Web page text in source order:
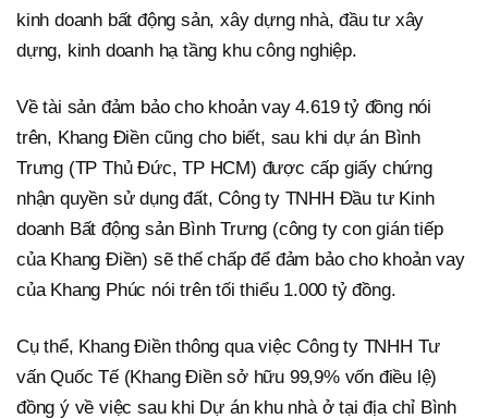
kinh doanh bất động sản, xây dựng nhà, đầu tư xây
dựng, kinh doanh hạ tầng khu công nghiệp.
Về tài sản đảm bảo cho khoản vay 4.619 tỷ đồng nói
trên, Khang Điền cũng cho biết, sau khi dự án Bình
Trưng (TP Thủ Đức, TP HCM) được cấp giấy chứng
nhận quyền sử dụng đất, Công ty TNHH Đầu tư Kinh
doanh Bất động sản Bình Trưng (công ty con gián tiếp
của Khang Điền) sẽ thế chấp để đảm bảo cho khoản vay
của Khang Phúc nói trên tối thiểu 1.000 tỷ đồng.
Cụ thể, Khang Điền thông qua việc Công ty TNHH Tư
vấn Quốc Tế (Khang Điền sở hữu 99,9% vốn điều lệ)
đồng ý về việc sau khi Dự án khu nhà ở tại địa chỉ Bình